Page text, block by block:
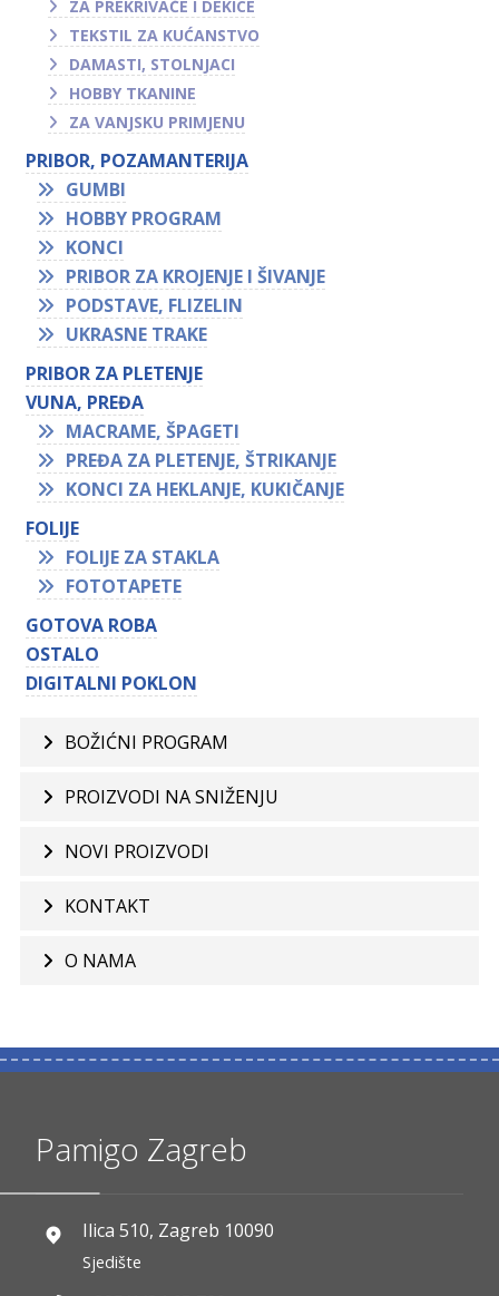
ZA PREKRIVAČE I DEKICE
TEKSTIL ZA KUĆANSTVO
DAMASTI, STOLNJACI
HOBBY TKANINE
ZA VANJSKU PRIMJENU
PRIBOR, POZAMANTERIJA
GUMBI
HOBBY PROGRAM
KONCI
PRIBOR ZA KROJENJE I ŠIVANJE
PODSTAVE, FLIZELIN
UKRASNE TRAKE
PRIBOR ZA PLETENJE
VUNA, PREĐA
MACRAME, ŠPAGETI
PREĐA ZA PLETENJE, ŠTRIKANJE
KONCI ZA HEKLANJE, KUKIČANJE
FOLIJE
FOLIJE ZA STAKLA
FOTOTAPETE
GOTOVA ROBA
OSTALO
DIGITALNI POKLON
BOŽIĆNI PROGRAM
PROIZVODI NA SNIŽENJU
NOVI PROIZVODI
KONTAKT
O NAMA
Pamigo Zagreb
Ilica 510, Zagreb 10090
Sjedište